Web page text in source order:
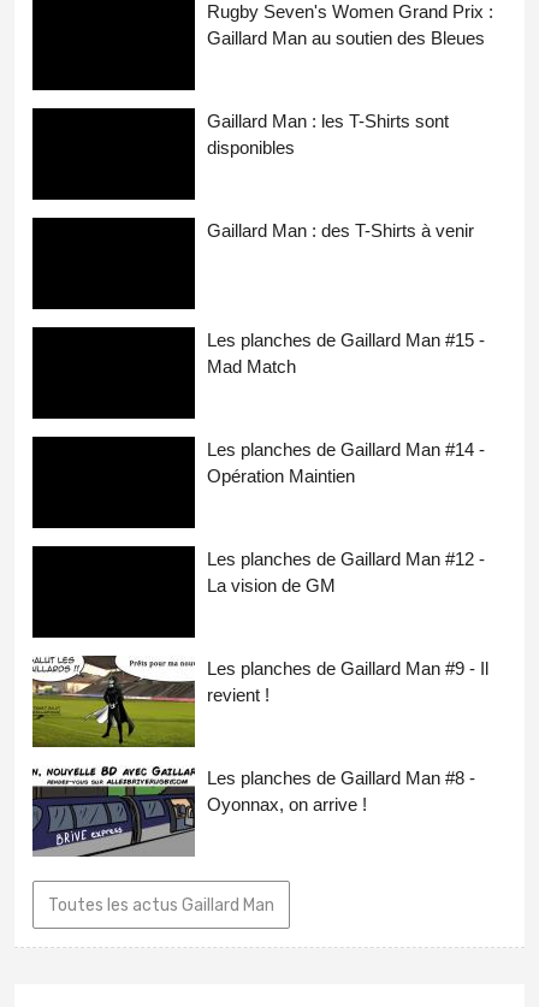
Rugby Seven's Women Grand Prix :
Gaillard Man au soutien des Bleues
Gaillard Man : les T-Shirts sont
disponibles
Gaillard Man : des T-Shirts à venir
Les planches de Gaillard Man #15 -
Mad Match
Les planches de Gaillard Man #14 -
Opération Maintien
Les planches de Gaillard Man #12 -
La vision de GM
Les planches de Gaillard Man #9 - Il
revient !
Les planches de Gaillard Man #8 -
Oyonnax, on arrive !
Toutes les actus Gaillard Man